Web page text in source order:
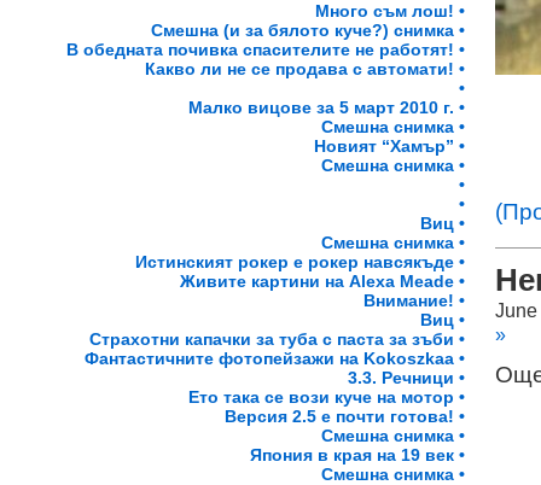
»
Още
Много съм лош! •
Смешна (и за бялото куче?) снимка •
В обедната почивка спасителите не работят! •
Какво ли не се продава с автомати! •
•
Малко вицове за 5 март 2010 г. •
Смешна снимка •
Новият “Хамър” •
Смешна снимка •
•
•
Виц •
Смешна снимка •
Истинският рокер е рокер навсякъде •
Живите картини на Alexa Meade •
Внимание! •
Виц •
Страхотни капачки за туба с паста за зъби •
Фантастичните фотопейзажи на Kokoszkaa •
3.3. Речници •
Ето така се вози куче на мотор •
Версия 2.5 е почти готова! •
Смешна снимка •
Япония в края на 19 век •
Смешна снимка •